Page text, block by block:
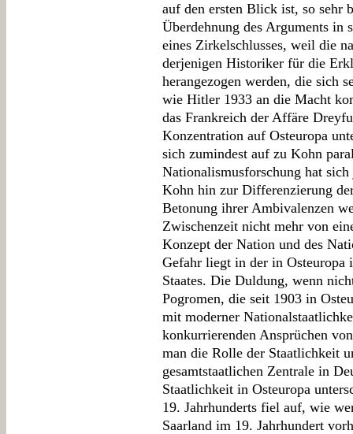
auf den ersten Blick ist, so sehr
Überdehnung des Arguments in
eines Zirkelschlusses, weil die
derjenigen Historiker für die
herangezogen werden, die sich
wie Hitler 1933 an die Macht
das Frankreich der Affäre
Konzentration auf Osteuropa
sich zumindest auf zu Kohn
Nationalismusforschung hat
Kohn hin zur Differenzierung
Betonung ihrer Ambivalenzen
Zwischenzeit nicht mehr von
Konzept der Nation und des
Gefahr liegt in der in Osteuropa
Staates. Die Duldung, wenn
Pogromen, die seit 1903 in
mit moderner
konkurrierenden Ansprüchen
man die Rolle der Staatlichkeit
gesamtstaatlichen Zentrale in
Staatlichkeit in Osteuropa
19. Jahrhunderts fiel auf, wie
Saarland im 19. Jahrhundert